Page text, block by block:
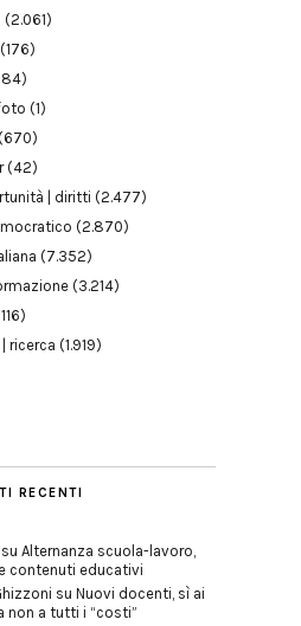
(2.061)
(176)
(1)
(670)
(42)
| diritti (2.477)
(2.870)
(7.352)
(3.214)
ricerca (1.919)
RECENTI
su Alternanza scuola-lavoro,
contenuti educativi
su Nuovi docenti, sì ai
non a tutti i “costi”